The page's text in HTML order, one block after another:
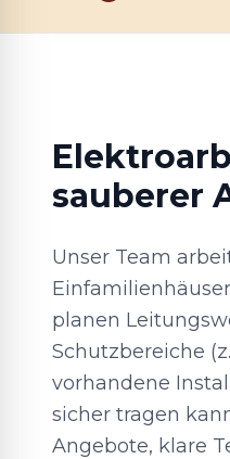
sauberer
Unser Team
planen
Schutzbereiche
vorhandene
sicher tragen
Angebote, klare